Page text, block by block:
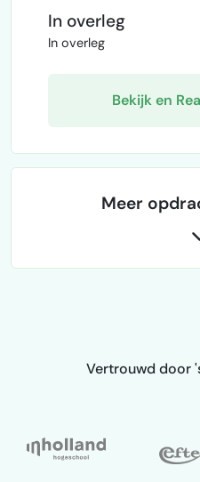
In overleg
In overleg
Bekijk en
Meer
Vertrouwd door